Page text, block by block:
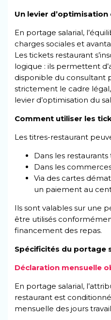
Un levier d’optimisation
En portage salarial,
charges sociales et
Les tickets restaurant
logique : ils permettent
disponible du consultant
strictement le cadre
levier d’optimisation du
Comment utiliser les
Les titres-restaurant
Dans les
Dans les
Via des cartes
un paiement au
Ils sont valables sur une
être utilisés
financement des repas.
Spécificités du portage
Déclaration mensuelle
En portage salarial,
restaurant est
mensuelle des jours